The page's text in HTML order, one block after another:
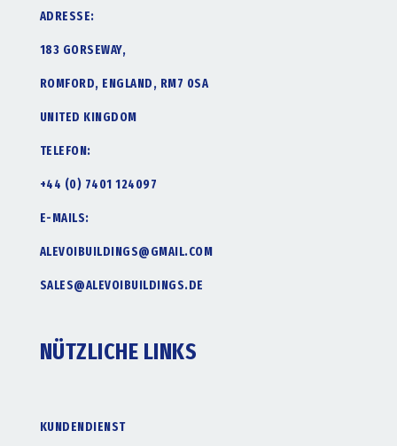
ADRESSE:
183 GORSEWAY,
ROMFORD, ENGLAND, RM7 0SA
UNITED KINGDOM
TELEFON:
+44 (0) 7401 124097
E-MAILS:
ALEVOIBUILDINGS@GMAIL.COM
SALES@ALEVOIBUILDINGS.DE
NÜTZLICHE LINKS
KUNDENDIENST